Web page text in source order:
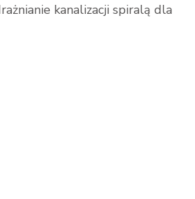
kanalizacji spiralą dla